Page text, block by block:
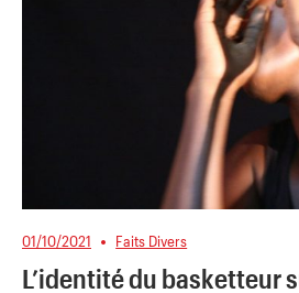
01/10/2021 Faits Divers
L’identité du basketteur